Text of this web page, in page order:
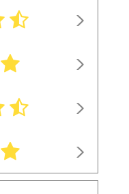
ratings
ratings
ratings
ratings